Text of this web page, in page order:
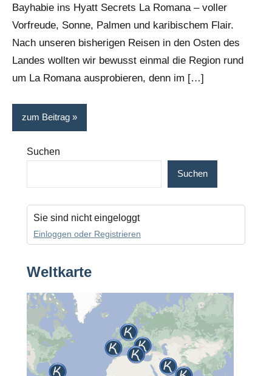
Bayhabie ins Hyatt Secrets La Romana – voller
Vorfreude, Sonne, Palmen und karibischem Flair.
Nach unseren bisherigen Reisen in den Osten des
Landes wollten wir bewusst einmal die Region rund
um La Romana ausprobieren, denn im […]
zum Beitrag
Suchen
Suchen
Sie sind nicht eingeloggt
Einloggen oder Registrieren
Weltkarte